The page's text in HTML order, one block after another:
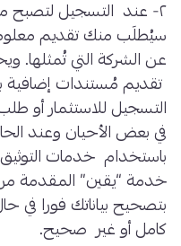
٢- عند التسجيل لتصبح
سيُطلَب منك تقديم
عن الشركة التي تُمثلها.
تقديم مُستندات إضافية
التسجيل للاستثمار أو
في بعض الأحيان وعند
باستخدام خدمات
خدمة “يقين” المقدمة
بتصحيح بياناتك فورا في
كامل أو غير صحيح.